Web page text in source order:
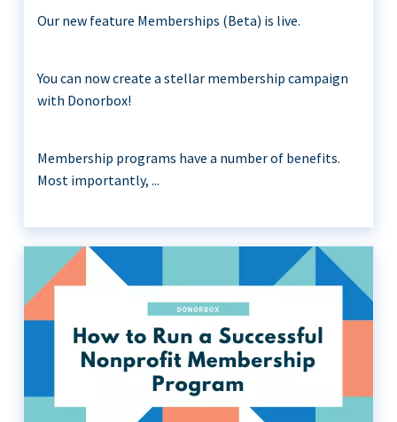
Our new feature Memberships (Beta) is live.
You can now create a stellar membership campaign
with Donorbox!
Membership programs have a number of benefits.
Most importantly, ...